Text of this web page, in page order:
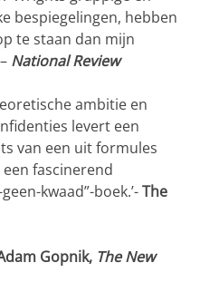
bespiegelingen, hebben
te staan dan mijn
National Review
ambitie en
levert een
van een uit formules
een fascinerend
kwaad”-boek.’-The
Gopnik, The New